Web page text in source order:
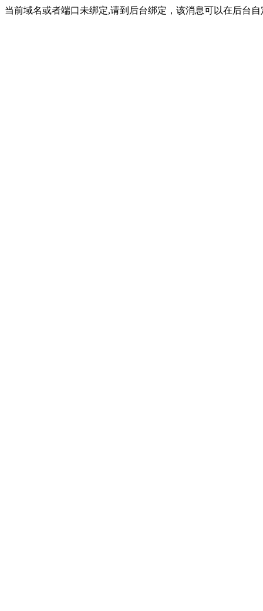
当前域名或者端口未绑定,请到后台绑定，该消息可以在后台自